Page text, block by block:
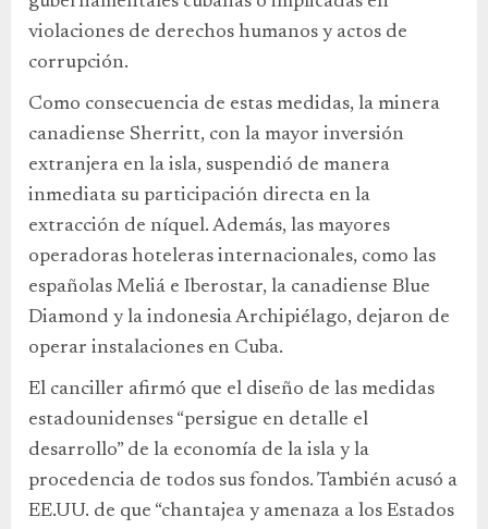
violaciones de derechos humanos y actos de
corrupción.
Como consecuencia de estas medidas, la minera
canadiense Sherritt, con la mayor inversión
extranjera en la isla, suspendió de manera
inmediata su participación directa en la
extracción de níquel. Además, las mayores
operadoras hoteleras internacionales, como las
españolas Meliá e Iberostar, la canadiense Blue
Diamond y la indonesia Archipiélago, dejaron de
operar instalaciones en Cuba.
El canciller afirmó que el diseño de las medidas
estadounidenses “persigue en detalle el
desarrollo” de la economía de la isla y la
procedencia de todos sus fondos. También acusó a
EE.UU. de que “chantajea y amenaza a los Estados